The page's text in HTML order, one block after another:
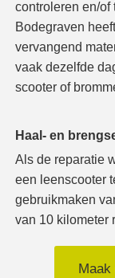
controleren en/of
Bodegraven
vervangend
vaak dezelfde
scooter of
Haal- en
Als de reparatie
een leenscooter
gebruikmaken
van 10 kilometer